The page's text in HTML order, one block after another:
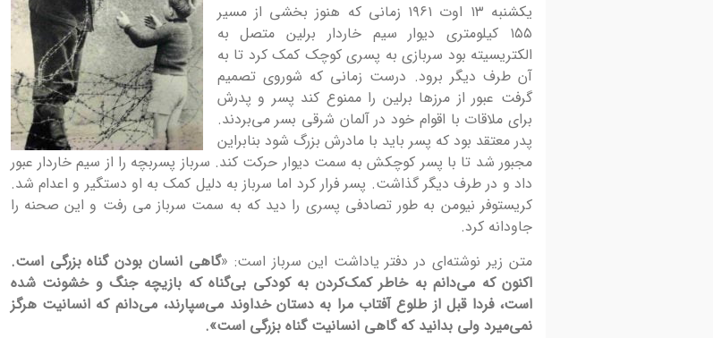
یکشنبه ۱۳ اوت ۱۹۶۱ زمانی که هنوز بخشی از مسیر
۱۵۵ کیلومتری دیوار سیم خاردار برلین متصل به
الکتریسیته بود سربازی به پسری کوچک کمک کرد تا به
آن طرف دیگر برود. درست زمانی که شوروی تصمیم
گرفت عبور از مرزها برلین را ممنوع کند پسر و پدرش
برای ملاقات با اقوام خود در آلمان شرقی بسر می‌بردند.
پدر معتقد بود که پسر باید با مادرش بزرگ شود بنابراین
مجبور شد تا با پسر کوچکش به سمت دیوار حرکت کند. سرباز پسربچه را از سیم خاردار عبور
داد و در طرف دیگر گذاشت. پسر فرار کرد اما سرباز به دلیل کمک به او دستگیر و اعدام شد.
کریستوفر نیومن به طور تصادفی پسری را دید که به سمت سرباز می رفت و این صحنه را
جاودانه کرد.
متن زیر نوشته‌ای در دفتر یاداشت این سرباز است: «گاهی انسان بودن گناه بزرگی است.
اکنون که می‌دانم به خاطر کمک‌کردن به کودکی بی‌گناه که بازیچه جنگ و خشونت شده
است، فردا قبل از طلوع آفتاب مرا به دستان خداوند می‌سپارند، می‌دانم که انسانیت هرگز
نمی‌میرد ولی بدانید که گاهی انسانیت گناه بزرگی است».
20 تیر 1405
فراخوان برگزاری اولین اینفوتور
هنرمندان عکاسی
فراخوان برگزاری اولین تور آشناسازی هنرمندان عکاسی با
ظرفیت‌های ژئوپارک جهانی یونسکو ارس و عکاسی از
ژئوسایت‌ها ژئوپارک جهانی یونسکو...
اولین دوره مسابقه عکس ژئوپارک ارس
-شایسته تقدیر بخش طبیعت و حیات
وحش-عکاس : امین بهجت